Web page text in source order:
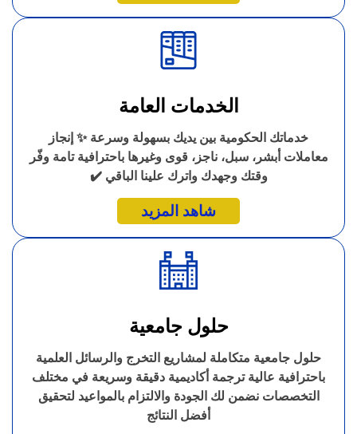
الخدمات العامة
خدماتك الحكومية بين يديك بسهولة وسرعة ✨ إنجاز
معاملات أبشر، سبل، ناجز، قوى وغيرها باحترافية تامة وفّر
وقتك وجهدك واترك علينا الباقي ✔️
شاهد المزيد
حلول جامعية
حلول جامعية متكاملة لمشاريع التخرج والرسائل العلمية
باحترافية عالية ترجمة أكاديمية دقيقة وسريعة في مختلف
التخصصات نضمن لك الجودة والالتزام بالمواعيد لتحقيق
أفضل النتائج